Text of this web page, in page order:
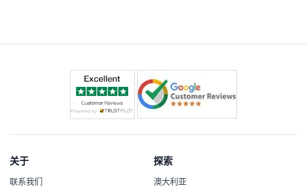
关于
联系我们
探索
澳大利亚